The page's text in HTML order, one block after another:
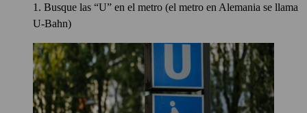
Busque las “U” en el metro (el metro en Alemania se llama
U-Bahn)